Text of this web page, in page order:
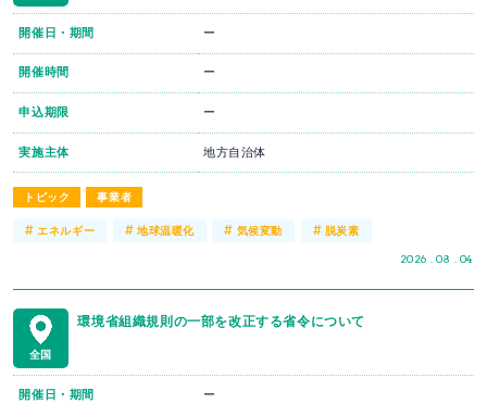
トピック 事業者
2026 . 08 . 04
開催日・期間 ー
開催時間 ー
申込期限 ー
実施主体 地方自治体
#エネルギー # 地球温暖化 # 気候変動 # 脱炭素
全国
環境省組織規則の一部を改正する省令について
開催日・期間 ー